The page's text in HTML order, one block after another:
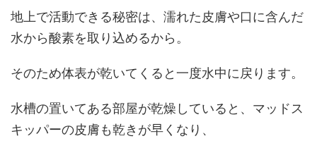
地上で活動できる秘密は、濡れた皮膚や口に含んだ
水から酸素を取り込めるから。
そのため体表が乾いてくると一度水中に戻ります。
水槽の置いてある部屋が乾燥していると、マッドス
キッパーの皮膚も乾きが早くなり、